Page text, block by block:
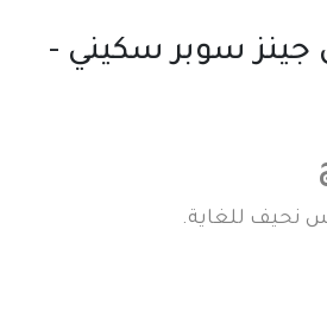
جينز سوبر سكيني -
للغاية.